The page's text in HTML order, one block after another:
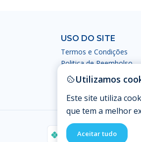
USO DO SITE
Termos e Condições
Politica de Reembolso
Política de Privacidade
Utilizamos
Este site utiliza
que tem a melhor
Aceitar tudo